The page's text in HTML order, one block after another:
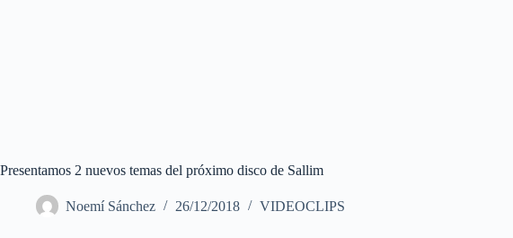
Presentamos 2 nuevos temas del próximo disco de Sallim
Noemí Sánchez 26/12/2018 VIDEOCLIPS